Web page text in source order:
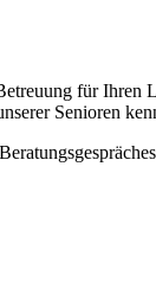
für Ihren
Senioren